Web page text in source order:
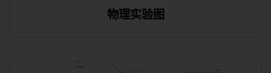
在线编辑
物理实验图